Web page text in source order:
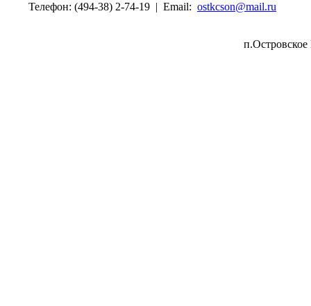
Телефон: (494-38) 2-74-19 | Email: ostkcson@mail.ru
п.Островское